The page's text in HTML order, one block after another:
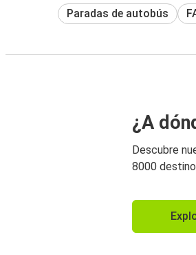
Paradas de autobús
¿A
Descubre
8000